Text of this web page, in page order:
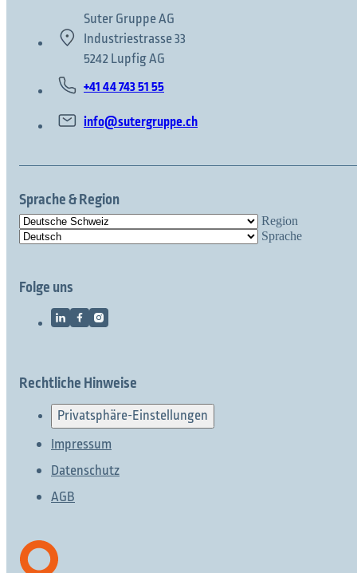
Suter Gruppe AG
Industriestrasse 33
5242 Lupfig AG
+41 44 743 51 55
info@sutergruppe.ch
Sprache & Region
Region
Sprache
Folge uns
Rechtliche Hinweise
Privatsphäre-Einstellungen
Impressum
Datenschutz
AGB